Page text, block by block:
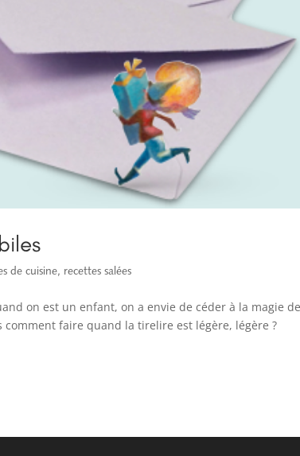
de cuisine, recettes salées
on est un enfant, on a envie de céder à la magie
comment faire quand la tirelire est légère, légère ?